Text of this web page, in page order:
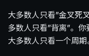
大多数人只看”金叉死
多数人只看”背离”。你
大多数人只看一个周期